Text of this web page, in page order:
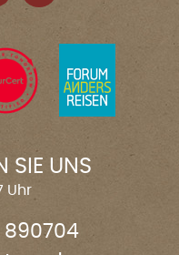
SIE UNS
Uhr
890704